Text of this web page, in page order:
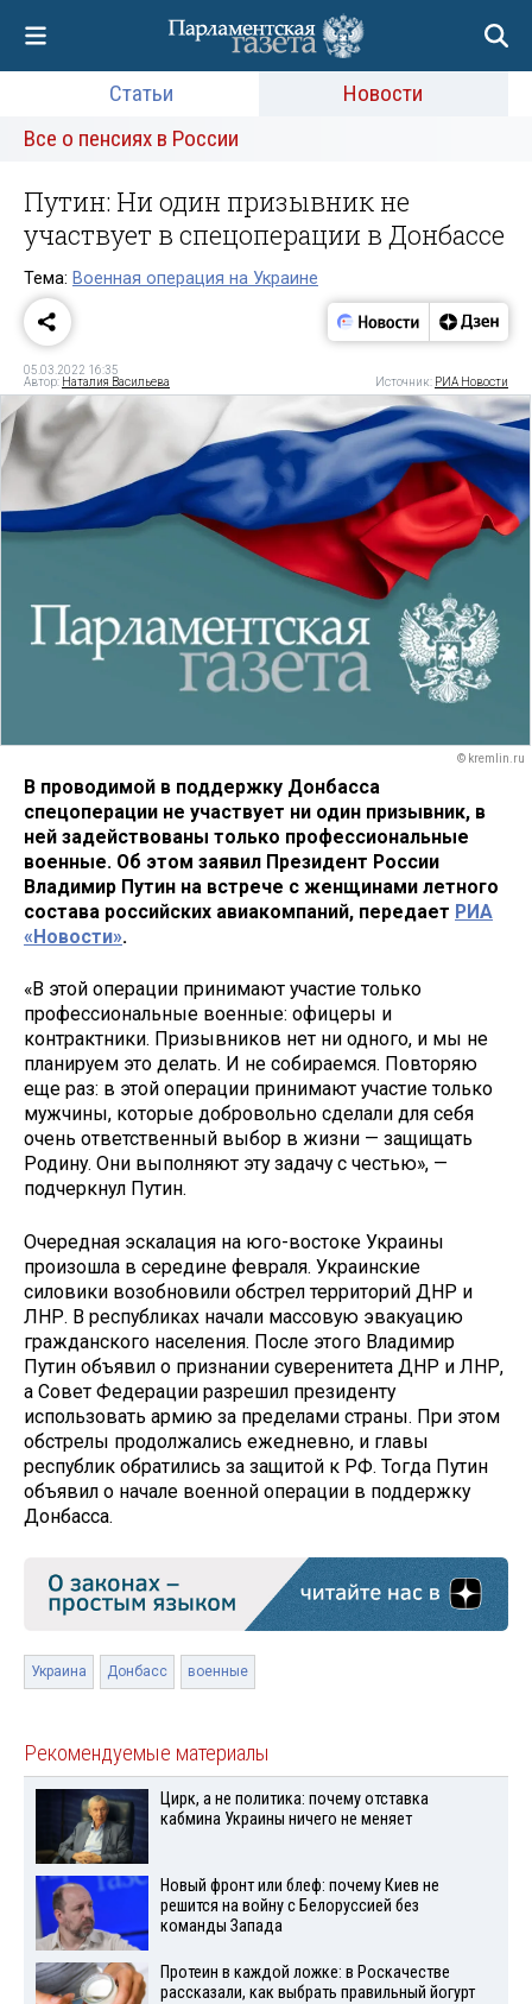
Статьи
Новости
Все о пенсиях в России
Путин: Ни один призывник не
участвует в спецоперации в Донбассе
Тема: Военная операция на Украине
05.03.2022 16:35
Автор: Наталия Васильева Источник: РИА Новости
© kremlin.ru
В проводимой в поддержку Донбасса
спецоперации не участвует ни один призывник, в
ней задействованы только профессиональные
военные. Об этом заявил Президент России
Владимир Путин на встрече с женщинами летного
состава российских авиакомпаний, передает РИА
«Новости».
«В этой операции принимают участие только
профессиональные военные: офицеры и
контрактники. Призывников нет ни одного, и мы не
планируем это делать. И не собираемся. Повторяю
еще раз: в этой операции принимают участие только
мужчины, которые добровольно сделали для себя
очень ответственный выбор в жизни — защищать
Родину. Они выполняют эту задачу с честью», —
подчеркнул Путин.
Очередная эскалация на юго-востоке Украины
произошла в середине февраля. Украинские
силовики возобновили обстрел территорий ДНР и
ЛНР. В республиках начали массовую эвакуацию
гражданского населения. После этого Владимир
Путин объявил о признании суверенитета ДНР и ЛНР,
а Совет Федерации разрешил президенту
использовать армию за пределами страны. При этом
обстрелы продолжались ежедневно, и главы
республик обратились за защитой к РФ. Тогда Путин
объявил о начале военной операции в поддержку
Донбасса.
Украина Донбасс военные
Рекомендуемые материалы
Цирк, а не политика: почему отставка
кабмина Украины ничего не меняет
Новый фронт или блеф: почему Киев не
решится на войну с Белоруссией без
команды Запада
Протеин в каждой ложке: в Роскачестве
рассказали, как выбрать правильный йогурт